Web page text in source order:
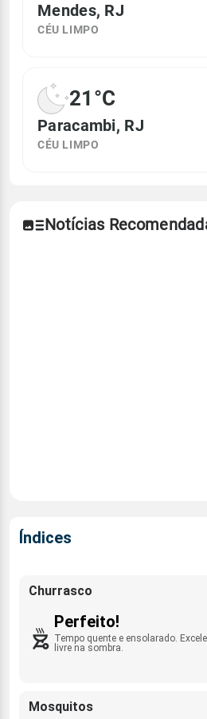
Mendes, RJ
CÉU LIMPO
21°C
Paracambi, RJ
CÉU LIMPO
Notícias
Índices
Churrasco
Perfeito!
Tempo quente e ensolarado.
livre na sombra.
Mosquitos